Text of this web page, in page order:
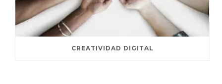
CREATIVIDAD DIGITAL